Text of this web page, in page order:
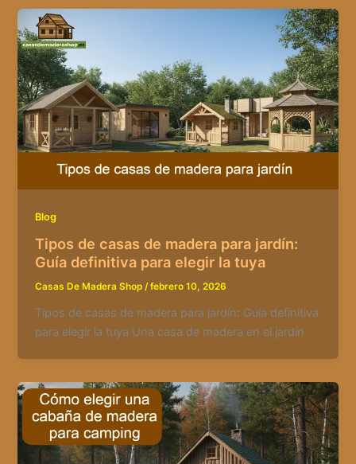
Blog
Tipos de casas de madera para jardín:
Guía definitiva para elegir la tuya
Casas De Madera Shop/febrero 10, 2026
Tipos de casas de madera para jardín: Guía definitiva
para elegir la tuya Una casa de madera en el jardín